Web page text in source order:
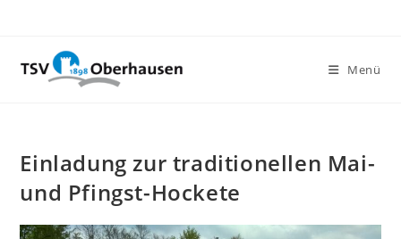
Menü
Einladung zur traditionellen Mai-
und Pfingst-Hockete